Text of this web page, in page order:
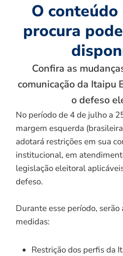
O conteúdo
procura
Confira as
comunicação da Itaipu
o defeso
No período de 4 de julho a
margem esquerda
adotará restrições em sua
institucional, em
legislação eleitoral
defeso.
Durante esse período,
medidas:
Restrição dos perfis da